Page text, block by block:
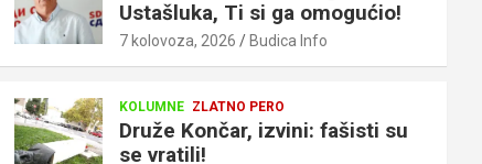
Ustašluka, Ti si ga omogućio!
7 kolovoza, 2026 Budica Info
KOLUMNE ZLATNO PERO
Druže Končar, izvini: fašisti su
se vratili!